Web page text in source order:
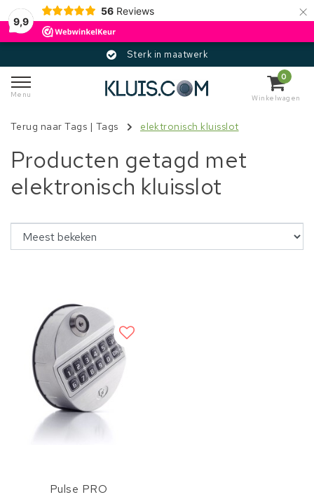
9,9
56 Reviews ×
Sterk in maatwerk
Menu
0
Winkelwagen
Terug naar Tags | Tags elektronisch kluisslot
Producten getagd met
elektronisch kluisslot
Pulse PRO